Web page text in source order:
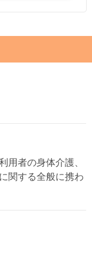
用者の身体介護、
関する全般に携わ